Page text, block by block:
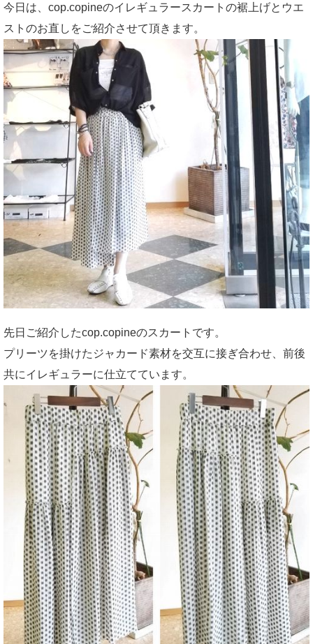
今日は、cop.copineのイレギュラースカートの裾上げとウエ
ストのお直しをご紹介させて頂きます。
先日ご紹介したcop.copineのスカートです。
プリーツを掛けたジャカード素材を交互に接ぎ合わせ、前後
共にイレギュラーに仕立てています。